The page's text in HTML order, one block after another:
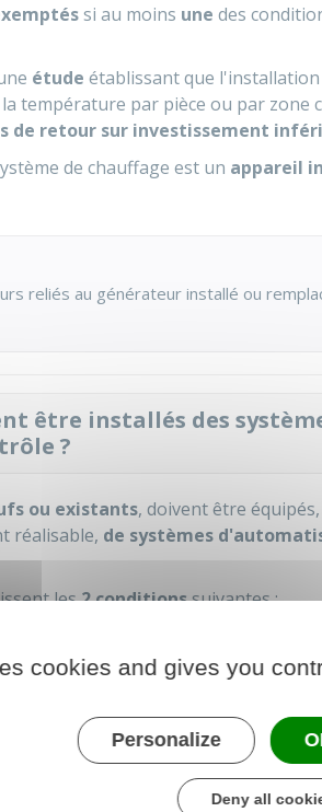
si au moins une des
étude établissant que
température par pièce ou par zone
de retour sur investissement
de chauffage est un appareil
reliés au générateur installé ou
être installés des
?
ou existants, doivent être
réalisable, de systèmes
les2 conditionssuivantes :
à des personnes morales
ou d'un système de climatisation,
dont la puissance nominale
cookies and gives you
Personalize
Deny all